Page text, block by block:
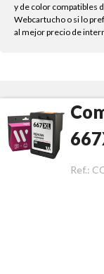
y de color compatibles
Webcartucho o si lo
al mejor precio de
Ref.: